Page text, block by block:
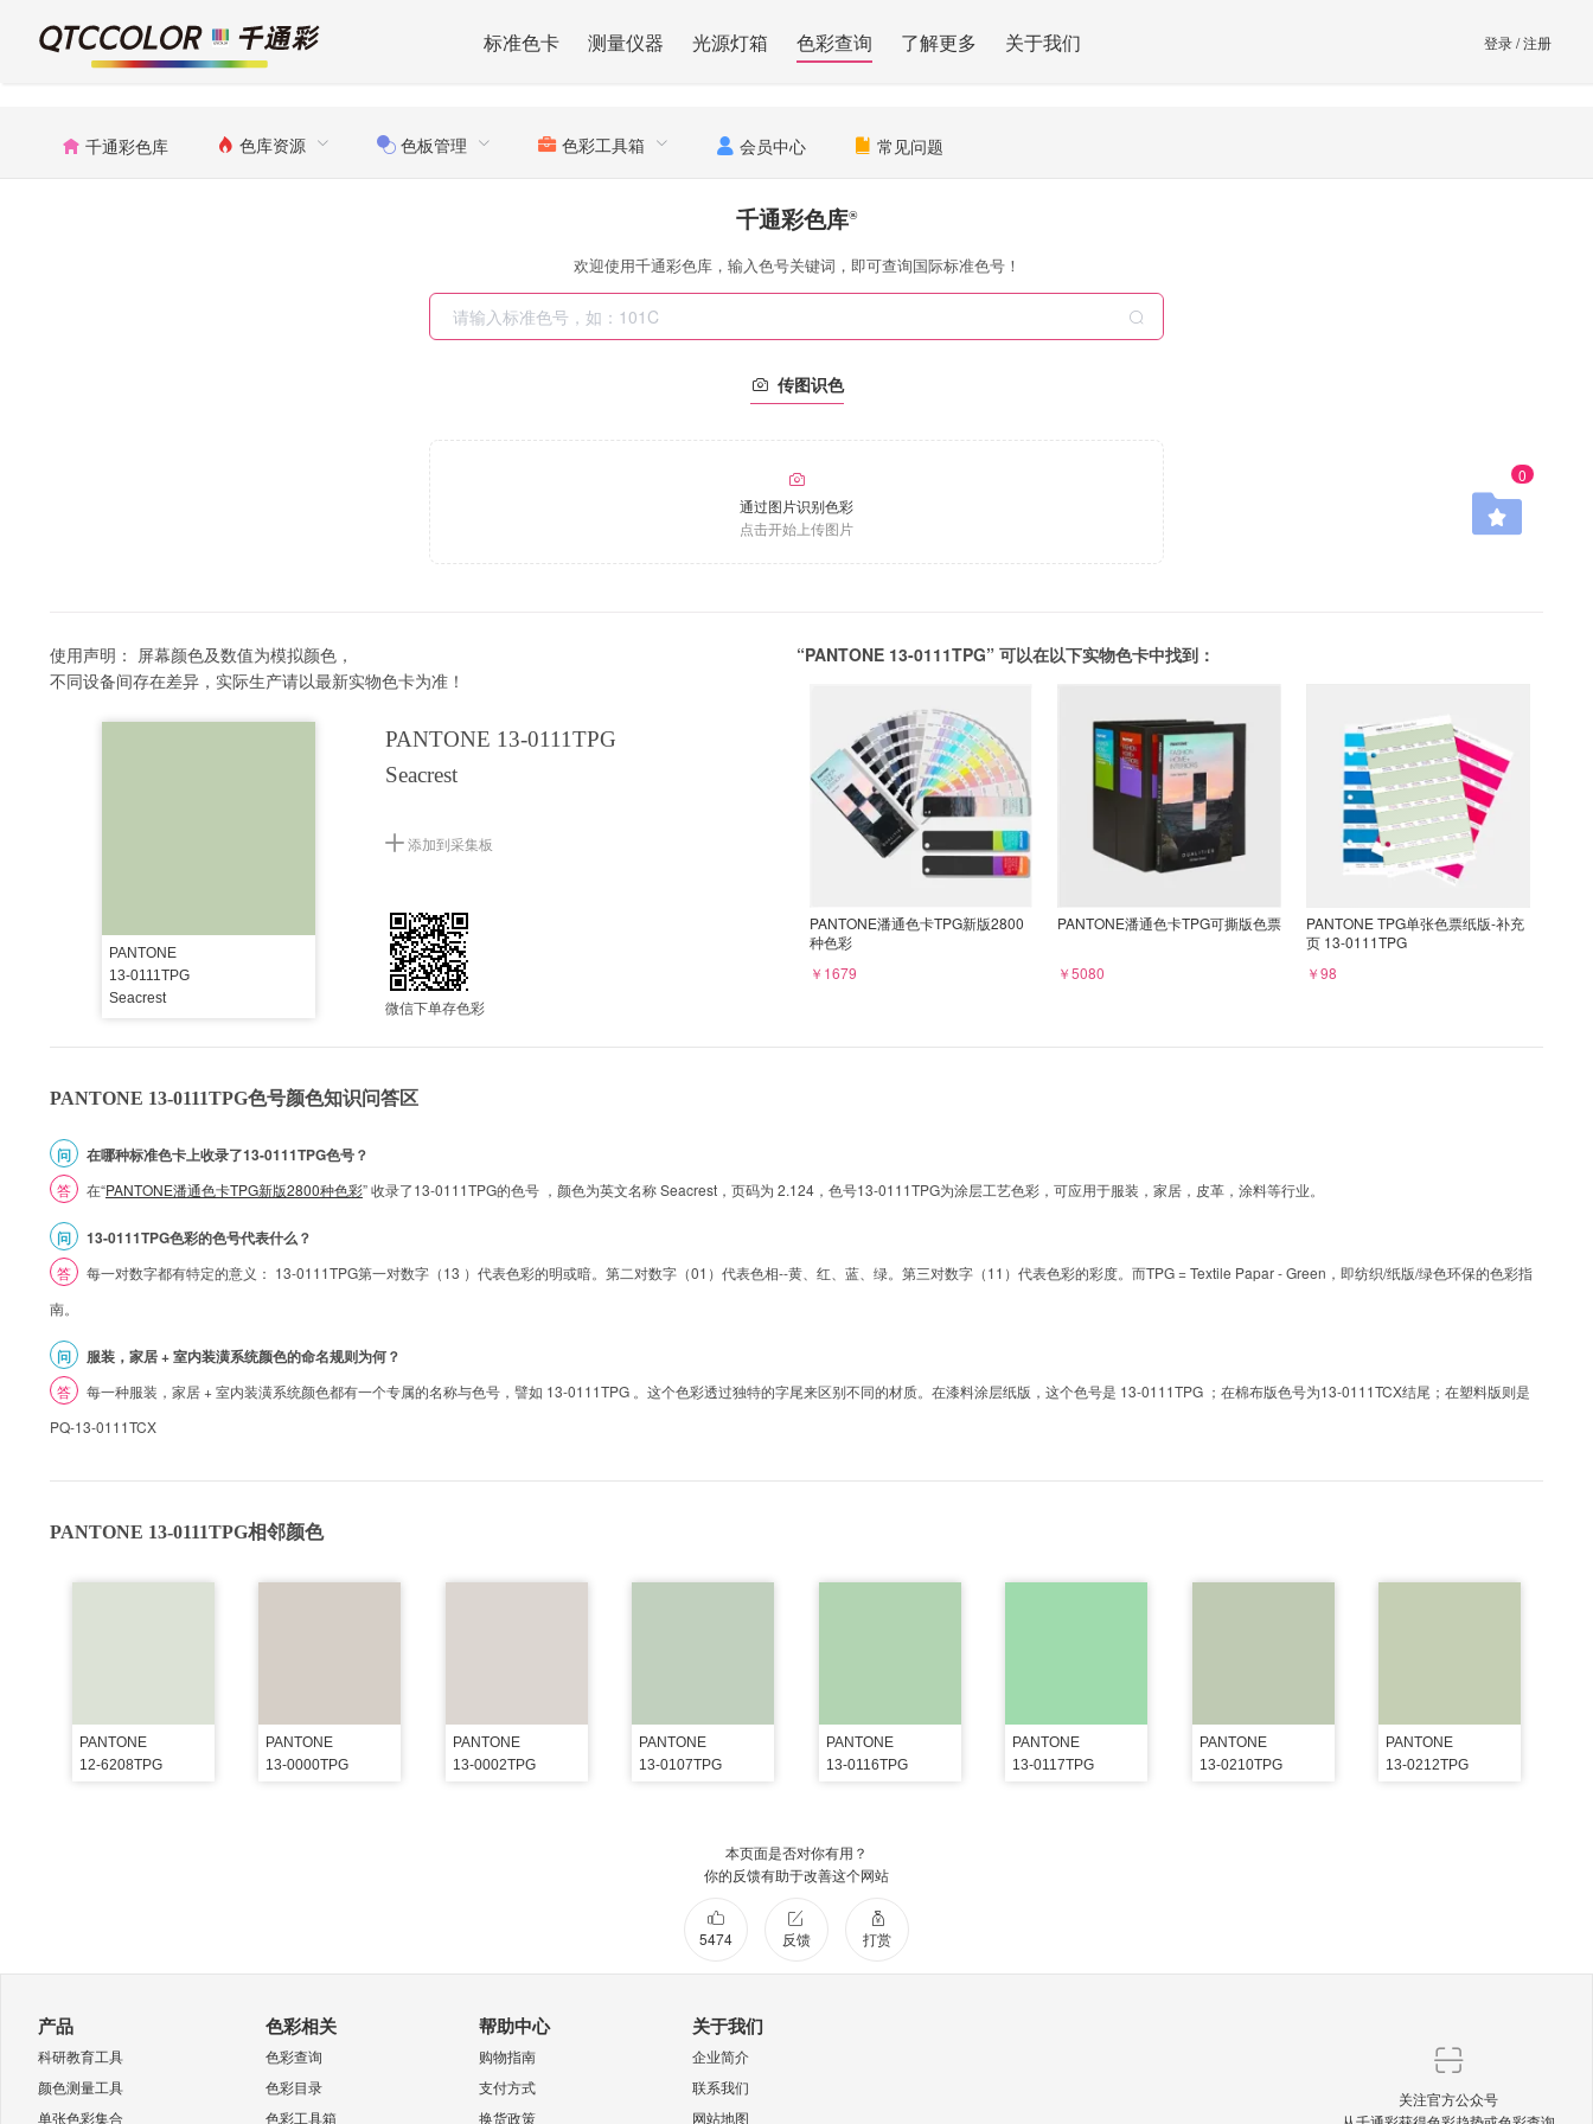
标准色卡 测量仪器 光源灯箱 色彩查询 了解更多 关于我们 登录/注册
千通彩色库 色库资源 色板管理 色彩工具箱 会员中心 常见问题
0
千通彩色库®
欢迎使用千通彩色库，输入色号关键词，即可查询国际标准色号！
传图识色
通过图片识别色彩
点击开始上传图片
使用声明： 屏幕颜色及数值为模拟颜色，
不同设备间存在差异，实际生产请以最新实物色卡为准！
PANTONE
13-0111TPG
Seacrest
PANTONE 13-0111TPG
Seacrest
添加到采集板
微信下单存色彩
“PANTONE 13-0111TPG” 可以在以下实物色卡中找到：
PANTONE潘通色卡TPG新版2800
种色彩
￥1679
PANTONE潘通色卡TPG可撕版色票
￥5080
PANTONE TPG单张色票纸版-补充
页 13-0111TPG
￥98
PANTONE 13-0111TPG色号颜色知识问答区
问 在哪种标准色卡上收录了13-0111TPG色号？
答 在“PANTONE潘通色卡TPG新版2800种色彩” 收录了13-0111TPG的色号 ，颜色为英文名称 Seacrest，页码为 2.124，色号13-0111TPG为涂层工艺色彩，可应用于服装，家居，皮革，涂料等行业。
问 13-0111TPG色彩的色号代表什么？
答
每一对数字都有特定的意义： 13-0111TPG第一对数字（13 ）代表色彩的明或暗。第二对数字（01）代表色相--黄、红、蓝、绿。第三对数字（11）代表色彩的彩度。而TPG = Textile Papar - Green，即纺织/纸版/绿色环保的色彩指
南。
问 服装，家居 + 室内装潢系统颜色的命名规则为何？
答
每一种服装，家居 + 室内装潢系统颜色都有一个专属的名称与色号，譬如 13-0111TPG 。这个色彩透过独特的字尾来区别不同的材质。在漆料涂层纸版，这个色号是 13-0111TPG ；在棉布版色号为13-0111TCX结尾；在塑料版则是
PQ-13-0111TCX
PANTONE 13-0111TPG相邻颜色
PANTONE
12-6208TPG
PANTONE
13-0000TPG
PANTONE
13-0002TPG
PANTONE
13-0107TPG
PANTONE
13-0116TPG
PANTONE
13-0117TPG
PANTONE
13-0210TPG
PANTONE
13-0212TPG
本页面是否对你有用？
你的反馈有助于改善这个网站
5474 反馈 打赏
产品
科研教育工具
颜色测量工具
单张色彩集合
色彩相关
色彩查询
色彩目录
色彩工具箱
帮助中心
购物指南
支付方式
换货政策
关于我们
企业简介
联系我们
网站地图
关注官方公众号